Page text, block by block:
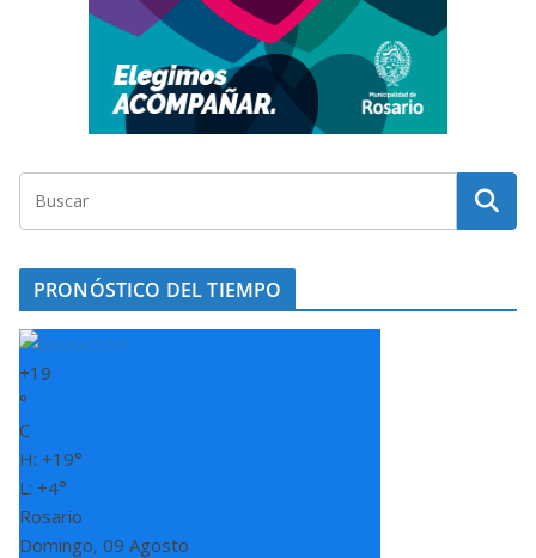
PRONÓSTICO DEL TIEMPO
+19
°
C
H: +19°
L: +4°
Rosario
Domingo, 09 Agosto